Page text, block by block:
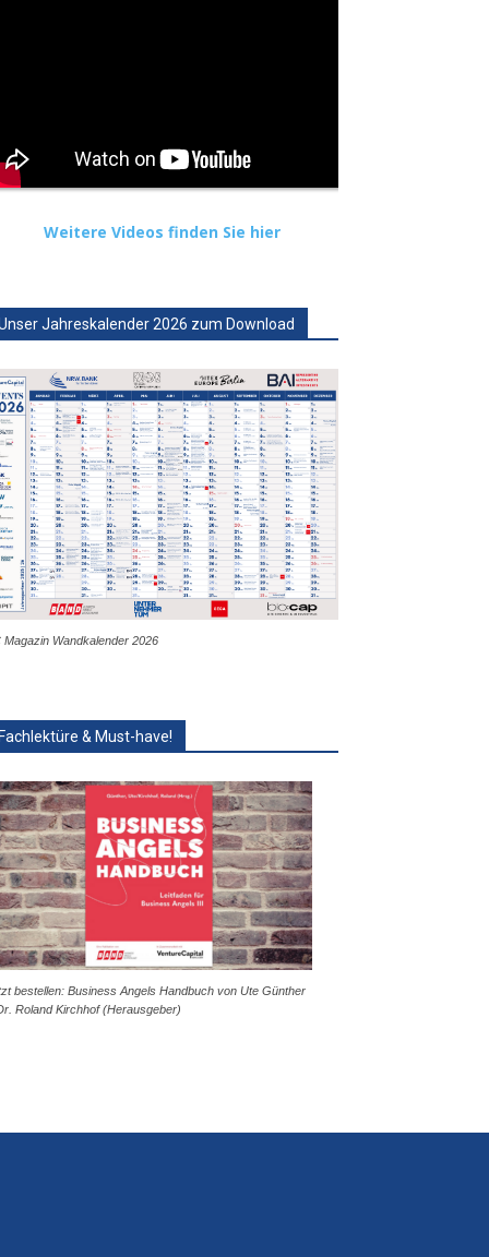
Weitere Videos finden Sie hier
Jahreskalender 2026 zum Download
Magazin Wandkalender 2026
& Must-have!
bestellen: Business Angels Handbuch von Ute Günther
Roland Kirchhof (Herausgeber)